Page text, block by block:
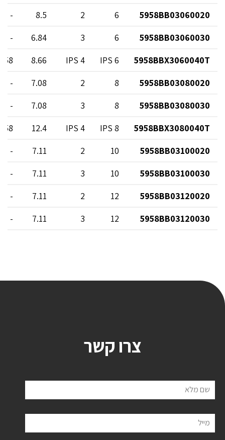
5958BB03060020
6
2
8.5
-
5958BB03060030
6
3
6.84
-
5958BBX3060040T
6 IPS
4 IPS
8.66
5958BB03080020
8
2
7.08
-
5958BB03080030
8
3
7.08
-
5958BBX3080040T
8 IPS
4 IPS
12.4
5958BB03100020
10
2
7.11
-
5958BB03100030
10
3
7.11
-
5958BB03120020
12
2
7.11
-
5958BB03120030
12
3
7.11
-
צרו קשר
שם מלא
מייל